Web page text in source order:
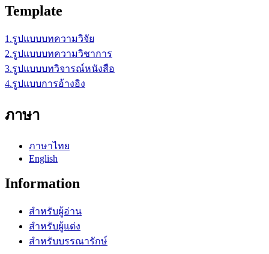
Template
1.รูปแบบบทความวิจัย
2.รูปแบบบทความวิชาการ
3.รูปแบบบทวิจารณ์หนังสือ
4.รูปแบบการอ้างอิง
ภาษา
ภาษาไทย
English
Information
สำหรับผู้อ่าน
สำหรับผู้แต่ง
สำหรับบรรณารักษ์